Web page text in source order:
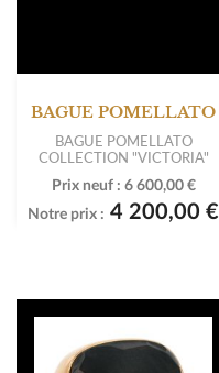
BAGUE POMELLATO
BAGUE POMELLATO
COLLECTION "VICTORIA"
Prix neuf : 6 600,00 €
Notre prix : 4 200,00 €